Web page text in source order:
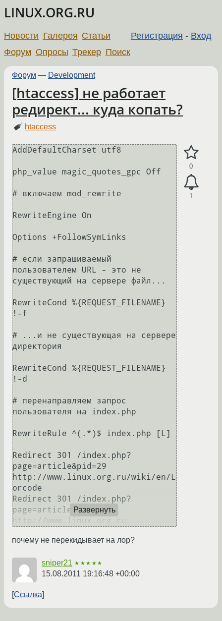
LINUX.ORG.RU
Регистрация - Вход
Новости Галерея Статьи
Форум Опросы Трекер Поиск
Форум — Development
[htaccess] не работает
редирект... куда копать?
htaccess
0
1
AddDefaultCharset utf8
php_value magic_quotes_gpc Off
# включаем mod_rewrite
RewriteEngine On
Options +FollowSymLinks
# если запрашиваемый
пользователем URL - это не
существующий на сервере файл...
RewriteCond %{REQUEST_FILENAME}
!-f
# ...и не существующая на сервере
директория
RewriteCond %{REQUEST_FILENAME}
!-d
# перенаправляем запрос
пользователя на index.php
RewriteRule ^(.*)$ index.php [L]
Redirect 301 /index.php?
page=article&pid=29
http://www.linux.org.ru/wiki/en/L
orcode
Redirect 301 /index.php?
page=article Развернуть
почему не перекидывает на лор?
sniper21 ★★★★★
15.08.2011 19:16:48 +00:00
Ссылка